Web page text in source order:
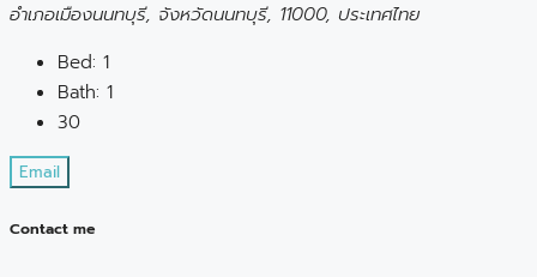
อำเภอเมืองนนทบุรี, จังหวัดนนทบุรี, 11000, ประเทศไทย
Bed: 1
Bath: 1
30
Email
Contact me